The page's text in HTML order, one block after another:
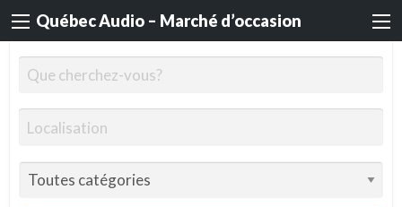
Québec Audio – Marché d’occasion